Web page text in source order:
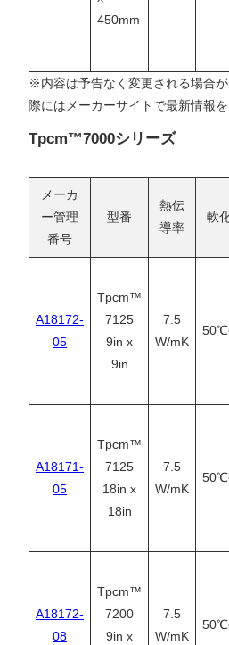
450mm
※内容は予告なく変更される場合
際にはメーカーサイトで最新情報を
Tpcm™7000シリーズ
メーカ
ー管理
番号
型番
熱伝
導率
軟
A18172-
05
Tpcm™
7125
9in x
9in
7.5
W/mK
A18171-
05
Tpcm™
7125
18in x
18in
7.5
W/mK
A18172-
08
Tpcm™
7200
9in x
7.5
W/mK